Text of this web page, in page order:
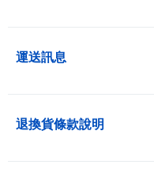
運送訊息
退換貨條款說明